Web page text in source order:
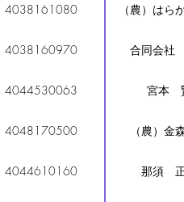
4038161080 （農）はら
4038160970 合同会社
4044530063 宮本
4048170500 （農）金
4044610160 那須